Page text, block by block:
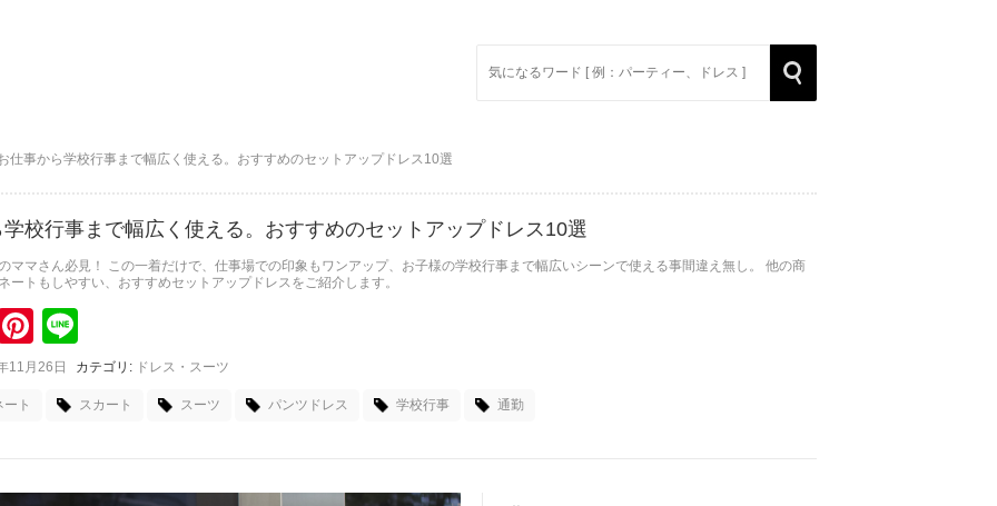
for:
仕事から学校行事まで幅広く使える。おすすめのセットアップドレス10選
校行事まで幅広く使える。おすすめのセットアップドレス10選
ママさん必見！ この一着だけで、仕事場での印象もワンアップ、お子様の学校行事まで幅広いシーンで使える事間違え無し。 他の商
ートもしやすい、おすすめセットアップドレスをご紹介します。
Pinterest
11月26日 カテゴリ: ドレス・スーツ
ト スカート スーツ パンツドレス 学校行事 通勤